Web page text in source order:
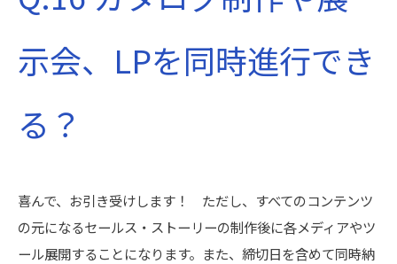
示会、LPを同時進行でき
る？
喜んで、お引き受けします！ ただし、すべてのコンテンツ
の元になるセールス・ストーリーの制作後に各メディアやツ
ール展開することになります。また、締切日を含めて同時納